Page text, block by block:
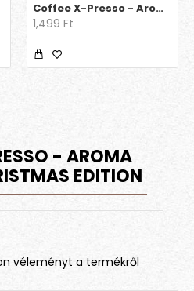
Coffee X-Presso - Aroma Decaff Karamell
1,499 Ft
- AROMA
EDITION
véleményt a termékről